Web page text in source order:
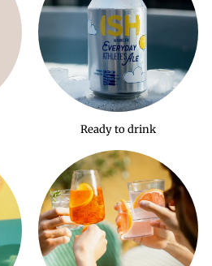
Ready to drink